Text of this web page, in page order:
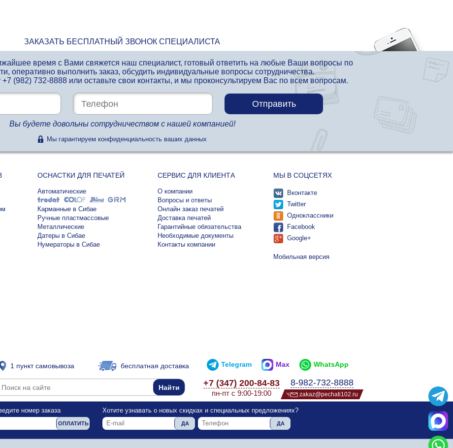
ЗАКАЗАТЬ БЕСПЛАТНЫЙ ЗВОНОК СПЕЦИАЛИСТА
время с Вами свяжется наш специалист, готовый ответить на любые Ваши вопросы по
оперативно выполнить заказ, обсудить индивидуальные вопросы сотрудничества.
+7 (982) 732-8888или оставьте свои контакты, и мы проконсультируем Вас по всем вопросам.
Вы будете довольны сотрудничеством с нашей компанией!
Мы гарантируем конфиденциальность ваших данных
ОСНАСТКИ ДЛЯ ПЕЧАТЕЙ
Автоматические
Карманные в Сибае
Ручные пластмассовые
Металлические
Датеры в Сибае
Нумераторы в Сибае
СЕРВИС ДЛЯ КЛИЕНТА
О компании
Вопросы и ответы
Онлайн заказ печатей
Доставка печатей
Гарантийные обязательства
Необходимые документы
Контакты компании
МЫ В СОЦСЕТЯХ
Вконтакте
Twitter
Одноклассники
Facebook
Google+
Мобильная версия
1 пункт самовывоза бесплатная доставка Telegram Max WhatsApp
+7 (347) 200-84-83
пн-пт с 9:00-19:00
8-982-732-8888
zakaz@pechati102.ru
номер заказа Хотите узнавать о новых скидках и специальных предложениях?